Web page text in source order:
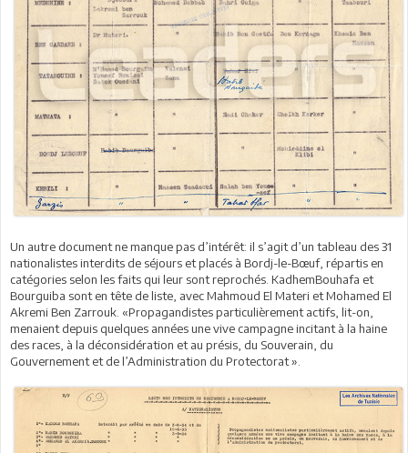
Un autre document ne manque pas d’intérêt: il s’agit d’un tableau des 31
nationalistes interdits de séjours et placés à Bordj-le-Bœuf, répartis en
catégories selon les faits qui leur sont reprochés. KadhemBouhafa et
Bourguiba sont en tête de liste, avec Mahmoud El Materi et Mohamed El
Akremi Ben Zarrouk. «Propagandistes particulièrement actifs, lit-on,
menaient depuis quelques années une vive campagne incitant à la haine
des races, à la déconsidération et au présis, du Souverain, du
Gouvernement et de l’Administration du Protectorat ».